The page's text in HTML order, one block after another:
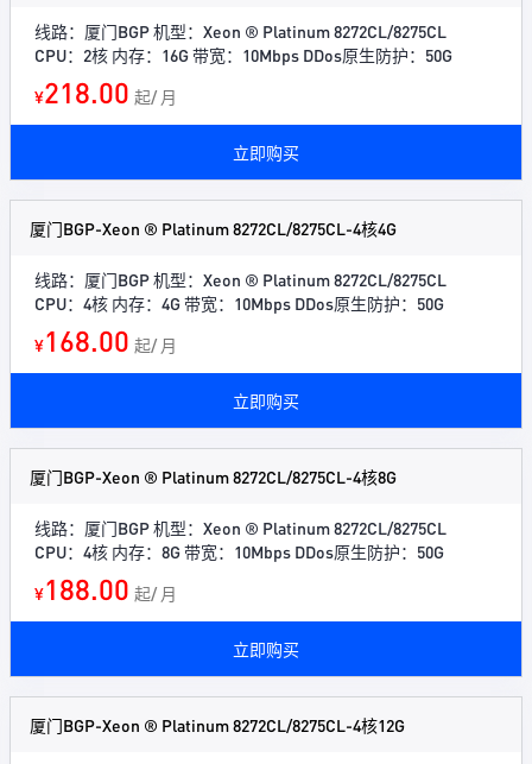
线路：厦门BGP 机型：Xeon ® Platinum 8272CL/8275CL
CPU：2核 内存：16G 带宽：10Mbps DDos原生防护：50G
¥218.00 起/ 月
立即购买
厦门BGP-Xeon ® Platinum 8272CL/8275CL-4核4G
线路：厦门BGP 机型：Xeon ® Platinum 8272CL/8275CL
CPU：4核 内存：4G 带宽：10Mbps DDos原生防护：50G
¥168.00 起/ 月
立即购买
厦门BGP-Xeon ® Platinum 8272CL/8275CL-4核8G
线路：厦门BGP 机型：Xeon ® Platinum 8272CL/8275CL
CPU：4核 内存：8G 带宽：10Mbps DDos原生防护：50G
¥188.00 起/ 月
立即购买
厦门BGP-Xeon ® Platinum 8272CL/8275CL-4核12G